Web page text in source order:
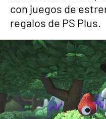
con juegos de
regalos de PS Plus.